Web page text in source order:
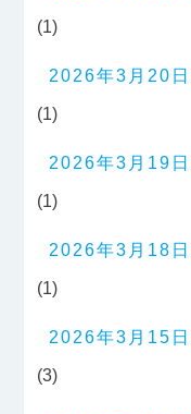
(1)
2026年3月20日
(1)
2026年3月19日
(1)
2026年3月18日
(1)
2026年3月15日
(3)